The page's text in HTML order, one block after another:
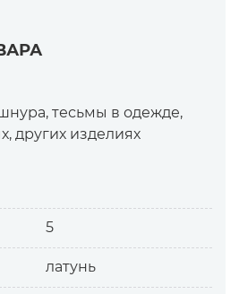
тесьмы в одежде,
других изделиях
элемент
поверхности
5
латунь